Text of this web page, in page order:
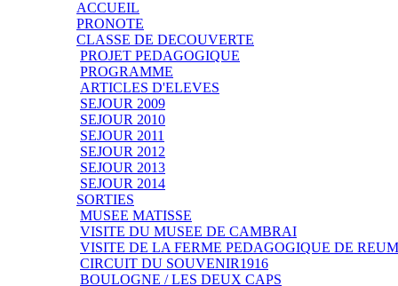
ACCUEIL
PRONOTE
CLASSE DE DECOUVERTE
PROJET PEDAGOGIQUE
PROGRAMME
ARTICLES D'ELEVES
SEJOUR 2009
SEJOUR 2010
SEJOUR 2011
SEJOUR 2012
SEJOUR 2013
SEJOUR 2014
SORTIES
MUSEE MATISSE
VISITE DU MUSEE DE CAMBRAI
VISITE DE LA FERME PEDAGOGIQUE DE
CIRCUIT DU SOUVENIR1916
BOULOGNE / LES DEUX CAPS